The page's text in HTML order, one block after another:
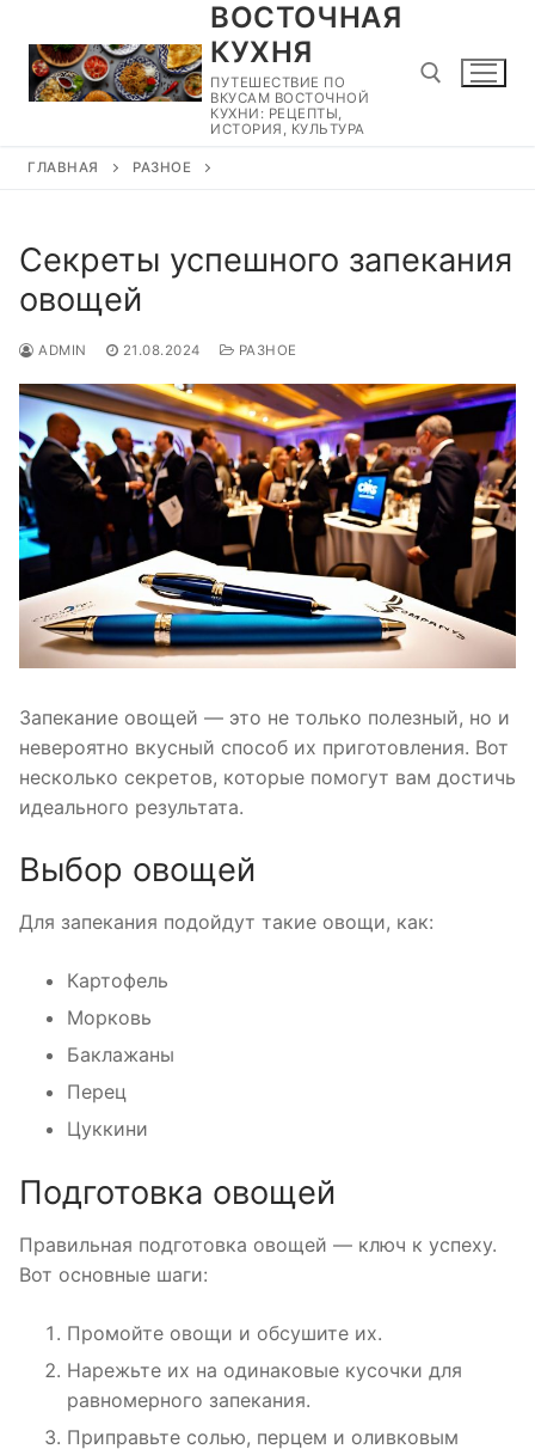
содержимому
ВОСТОЧНАЯ
КУХНЯ
ПУТЕШЕСТВИЕ ПО
ВКУСАМ ВОСТОЧНОЙ
КУХНИ: РЕЦЕПТЫ,
ИСТОРИЯ, КУЛЬТУРА
ГЛАВНАЯ РАЗНОЕ
Секреты успешного запекания
овощей
ADMIN 21.08.2024 РАЗНОЕ
Запекание овощей — это не только полезный, но и
невероятно вкусный способ их приготовления. Вот
несколько секретов, которые помогут вам достичь
идеального результата.
Выбор овощей
Для запекания подойдут такие овощи, как:
Картофель
Морковь
Баклажаны
Перец
Цуккини
Подготовка овощей
Правильная подготовка овощей — ключ к успеху.
Вот основные шаги:
Промойте овощи и обсушите их.
Нарежьте их на одинаковые кусочки для
равномерного запекания.
Приправьте солью, перцем и оливковым